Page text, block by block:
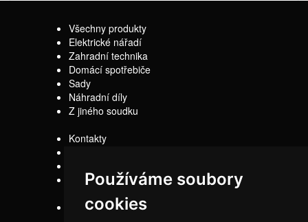
Používáme soubory
cookies
Všechny produkty
Elektrické nářadí
Zahradní technika
Domácí spotřebiče
Sady
Náhradní díly
Z jiného soudku
Kontakty
Obchodní
Reklamační řád